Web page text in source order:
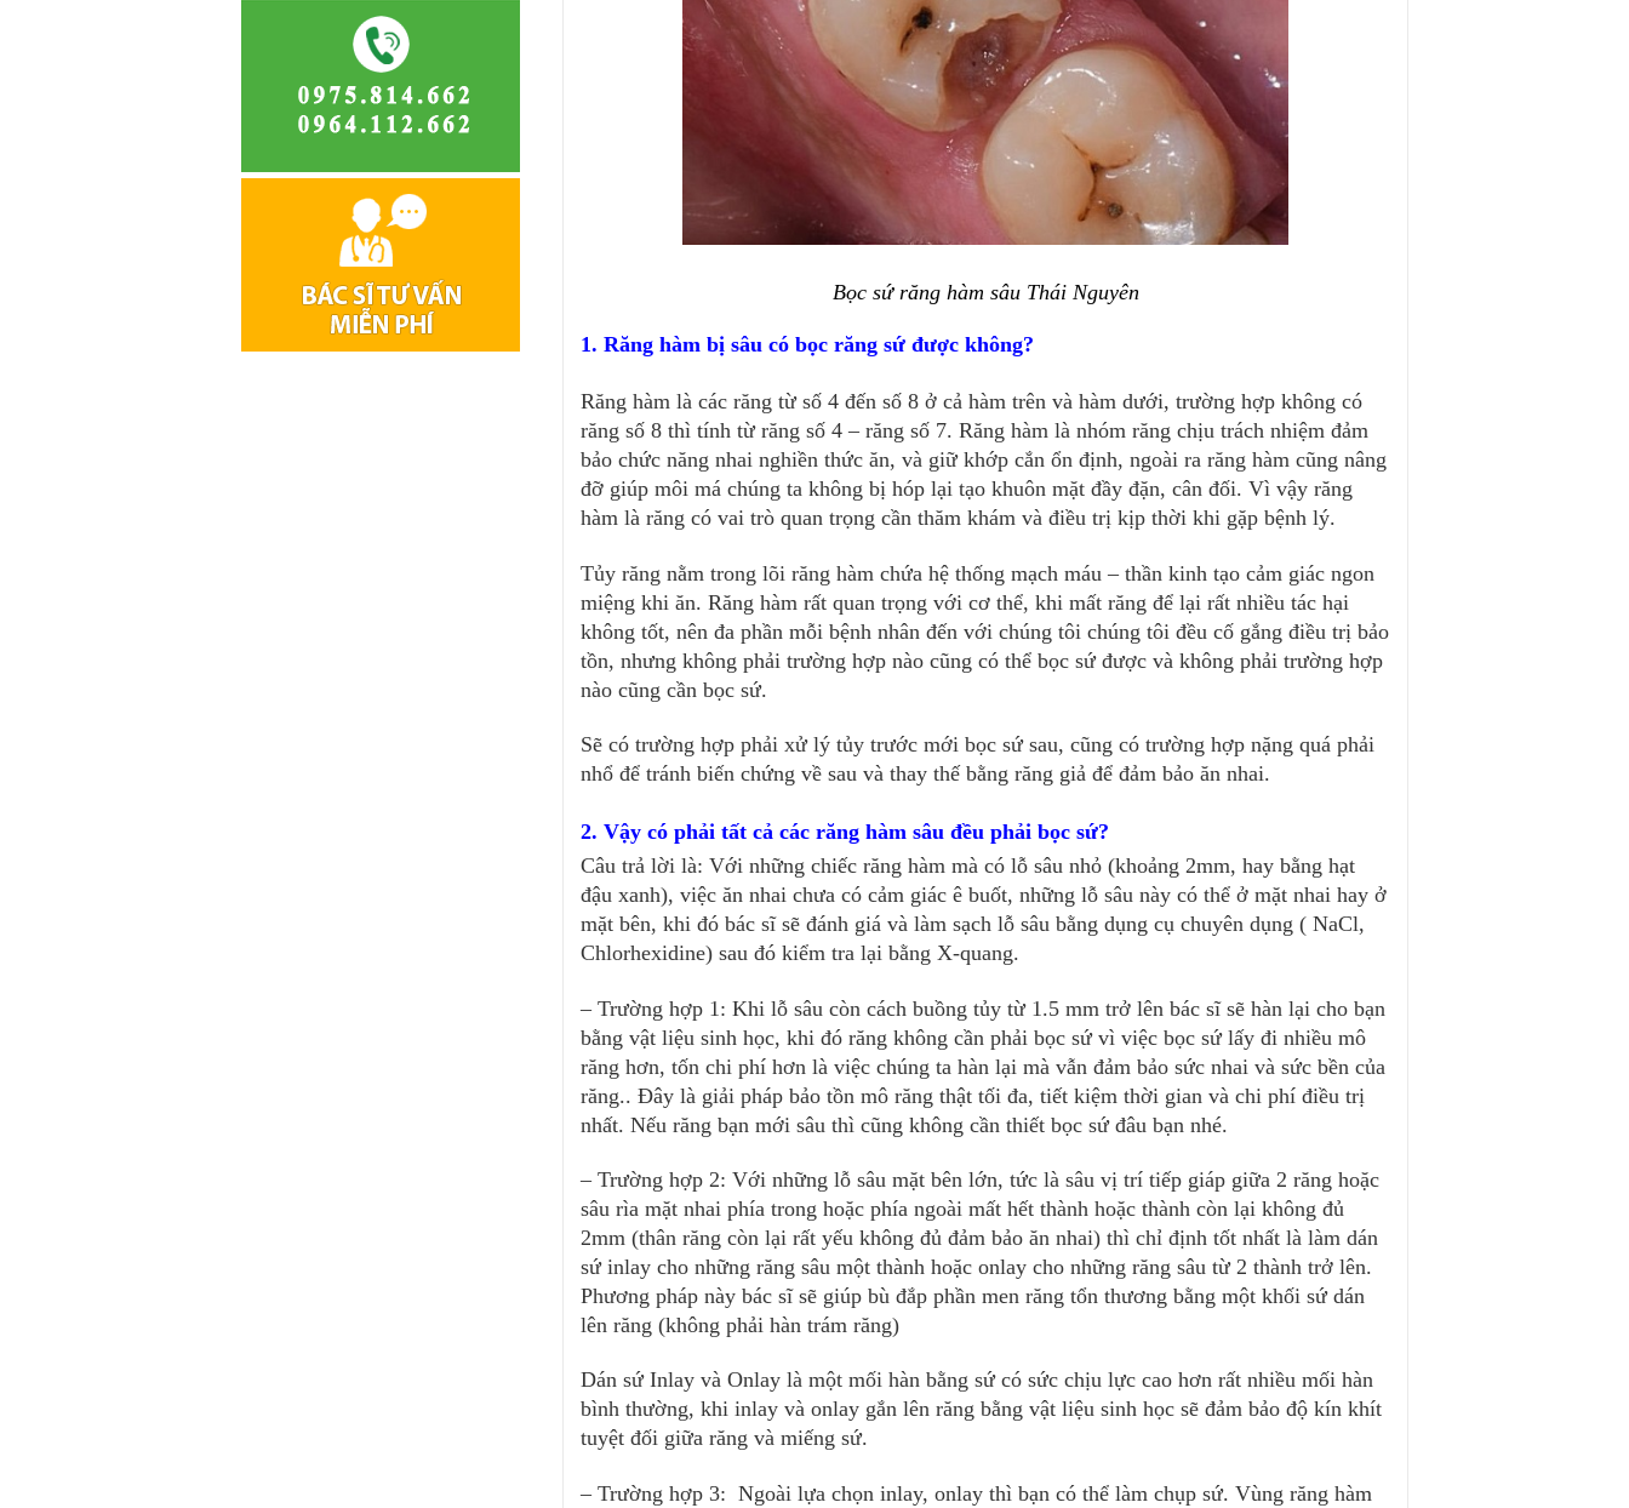
Bọc sứ răng hàm sâu Thái Nguyên
1. Răng hàm bị sâu có bọc răng sứ được không?
Răng hàm là các răng từ số 4 đến số 8 ở cả hàm trên và hàm dưới, trường hợp không có
răng số 8 thì tính từ răng số 4 – răng số 7. Răng hàm là nhóm răng chịu trách nhiệm đảm
bảo chức năng nhai nghiền thức ăn, và giữ khớp cắn ổn định, ngoài ra răng hàm cũng nâng
đỡ giúp môi má chúng ta không bị hóp lại tạo khuôn mặt đầy đặn, cân đối. Vì vậy răng
hàm là răng có vai trò quan trọng cần thăm khám và điều trị kịp thời khi gặp bệnh lý.
Tủy răng nằm trong lõi răng hàm chứa hệ thống mạch máu – thần kinh tạo cảm giác ngon
miệng khi ăn. Răng hàm rất quan trọng với cơ thể, khi mất răng để lại rất nhiều tác hại
không tốt, nên đa phần mỗi bệnh nhân đến với chúng tôi chúng tôi đều cố gắng điều trị bảo
tồn, nhưng không phải trường hợp nào cũng có thể bọc sứ được và không phải trường hợp
nào cũng cần bọc sứ.
Sẽ có trường hợp phải xử lý tủy trước mới bọc sứ sau, cũng có trường hợp nặng quá phải
nhổ để tránh biến chứng về sau và thay thế bằng răng giả để đảm bảo ăn nhai.
2. Vậy có phải tất cả các răng hàm sâu đều phải bọc sứ?
Câu trả lời là: Với những chiếc răng hàm mà có lỗ sâu nhỏ (khoảng 2mm, hay bằng hạt
đậu xanh), việc ăn nhai chưa có cảm giác ê buốt, những lỗ sâu này có thể ở mặt nhai hay ở
mặt bên, khi đó bác sĩ sẽ đánh giá và làm sạch lỗ sâu bằng dụng cụ chuyên dụng ( NaCl,
Chlorhexidine) sau đó kiểm tra lại bằng X-quang.
– Trường hợp 1: Khi lỗ sâu còn cách buồng tủy từ 1.5 mm trở lên bác sĩ sẽ hàn lại cho bạn
bằng vật liệu sinh học, khi đó răng không cần phải bọc sứ vì việc bọc sứ lấy đi nhiều mô
răng hơn, tốn chi phí hơn là việc chúng ta hàn lại mà vẫn đảm bảo sức nhai và sức bền của
răng.. Đây là giải pháp bảo tồn mô răng thật tối đa, tiết kiệm thời gian và chi phí điều trị
nhất. Nếu răng bạn mới sâu thì cũng không cần thiết bọc sứ đâu bạn nhé.
– Trường hợp 2: Với những lỗ sâu mặt bên lớn, tức là sâu vị trí tiếp giáp giữa 2 răng hoặc
sâu rìa mặt nhai phía trong hoặc phía ngoài mất hết thành hoặc thành còn lại không đủ
2mm (thân răng còn lại rất yếu không đủ đảm bảo ăn nhai) thì chỉ định tốt nhất là làm dán
sứ inlay cho những răng sâu một thành hoặc onlay cho những răng sâu từ 2 thành trở lên.
Phương pháp này bác sĩ sẽ giúp bù đắp phần men răng tổn thương bằng một khối sứ dán
lên răng (không phải hàn trám răng)
Dán sứ Inlay và Onlay là một mối hàn bằng sứ có sức chịu lực cao hơn rất nhiều mối hàn
bình thường, khi inlay và onlay gắn lên răng bằng vật liệu sinh học sẽ đảm bảo độ kín khít
tuyệt đối giữa răng và miếng sứ.
– Trường hợp 3:  Ngoài lựa chọn inlay, onlay thì bạn có thể làm chụp sứ. Vùng răng hàm